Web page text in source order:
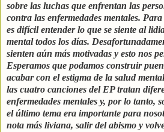
sobre las luchas que enfrentan las
contra las enfermedades mentales.
es difícil entender lo que se siente al
mental todos los días.
sienten aún más motivadas y esto nos
Esperamos que podamos construir
acabar con el estigma de la salud
las cuatro canciones del EP tratan
enfermedades mentales y, por lo tanto,
el último tema era importante para
nota más liviana, salir del abismo y